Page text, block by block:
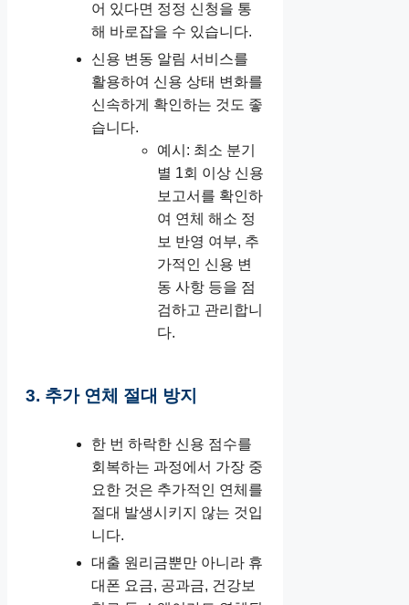
어 있다면 정정 신청을 통
해 바로잡을 수 있습니다.
신용 변동 알림 서비스를
활용하여 신용 상태 변화를
신속하게 확인하는 것도 좋
습니다.
예시: 최소 분기
별 1회 이상 신용
보고서를 확인하
여 연체 해소 정
보 반영 여부, 추
가적인 신용 변
동 사항 등을 점
검하고 관리합니
다.
3. 추가 연체 절대 방지
한 번 하락한 신용 점수를
회복하는 과정에서 가장 중
요한 것은 추가적인 연체를
절대 발생시키지 않는 것입
니다.
대출 원리금뿐만 아니라 휴
대폰 요금, 공과금, 건강보